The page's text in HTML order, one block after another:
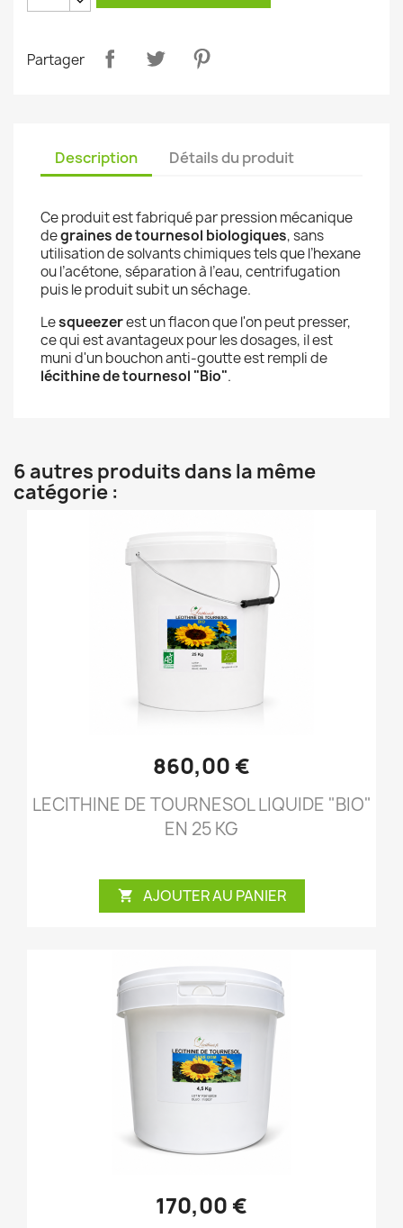
Partager
Description Détails du produit
Ce produit estfabriqué par pression mécanique
degraines de tournesol biologiques,sans
utilisation de solvantschimiquestels que l’hexane
ou l’acétone,séparation à l’eau, centrifugation
puis le produit subit un séchage.
Lesqueezerest un flacon que l'on peut presser,
ce qui est avantageux pour les dosages, il est
muni d'un bouchon anti-goutte est rempli de
lécithine de tournesol "Bio".
6 autres produits dans la même
catégorie :
860,00 €
LECITHINE DE TOURNESOL LIQUIDE "BIO"
EN 25 KG
 AJOUTER AU PANIER
170,00 €